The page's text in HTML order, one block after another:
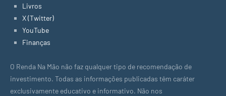
Livros
X (Twitter)
YouTube
Finanças
O Renda Na Mão não faz qualquer tipo de recomendação de
investimento. Todas as informações publicadas têm caráter
exclusivamente educativo e informativo. Não nos